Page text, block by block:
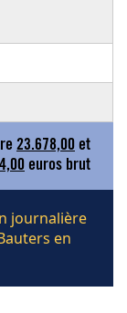
23.678,00 et
euros brut
journalière
en